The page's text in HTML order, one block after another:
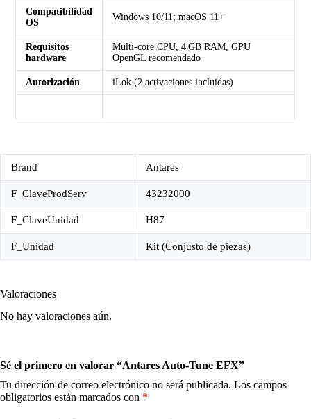
Compatibilidad
OS
Windows 10/11; macOS 11+
Requisitos
hardware
Multi‑core CPU, 4 GB RAM, GPU
OpenGL recomendado
Autorización iLok (2 activaciones incluidas)
Brand Antares
F_ClaveProdServ 43232000
F_ClaveUnidad H87
F_Unidad Kit (Conjusto de piezas)
Valoraciones
No hay valoraciones aún.
Sé el primero en valorar “Antares Auto-Tune EFX”
Tu dirección de correo electrónico no será publicada. Los campos
obligatorios están marcados con *